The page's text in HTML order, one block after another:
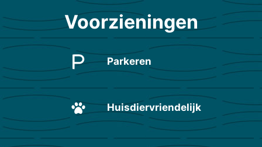
Voorzieningen
Parkeren
Huisdiervriendelijk